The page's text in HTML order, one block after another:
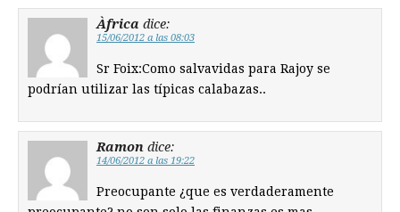
Àfrica dice:
15/06/2012 a las 08:03
Sr Foix:Como salvavidas para Rajoy se
podrían utilizar las típicas calabazas..
Ramon dice:
14/06/2012 a las 19:22
Preocupante ¿que es verdaderamente